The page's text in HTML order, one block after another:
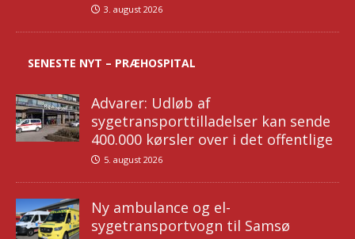
3. august 2026
SENESTE NYT – PRÆHOSPITAL
Advarer: Udløb af
sygetransporttilladelser kan sende
400.000 kørsler over i det offentlige
5. august 2026
Ny ambulance og el-
sygetransportvogn til Samsø